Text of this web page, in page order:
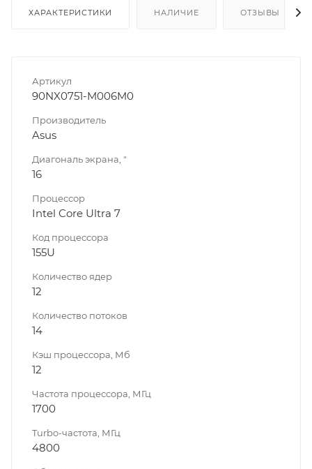
ХАРАКТЕРИСТИКИ НАЛИЧИЕ ОТЗЫВЫ
Артикул
90NX0751-M006M0
Производитель
Asus
Диагональ экрана, "
16
Процессор
Intel Core Ultra 7
Код процессора
155U
Количество ядер
12
Количество потоков
14
Кэш процессора, Мб
12
Частота процессора, МГц
1700
Turbo-частота, МГц
4800